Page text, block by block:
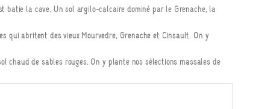
bâtie la cave. Un sol argilo-calcaire dominé par le Grenache, la
qui abritent des vieux Mourvèdre, Grenache et Cinsault. On y
de sables rouges. On y plante nos sélections massales de